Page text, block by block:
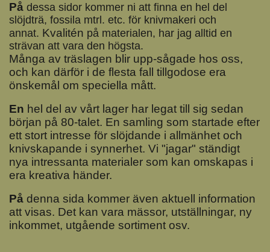
På dessa sidor kommer ni att finna en hel del
slöjdträ, fossila mtrl. etc. för knivmakeri och
annat. Kvalitén på materialen, har jag alltid en
strävan att vara den högsta.
Många av träslagen blir upp-sågade hos oss,
och kan därför i de flesta fall tillgodose era
önskemål om speciella mått.
En hel del av vårt lager har legat till sig sedan
början på 80-talet. En samling som startade efter
ett stort intresse för slöjdande i allmänhet och
knivskapande i synnerhet. Vi "jagar" ständigt
nya intressanta materialer som kan omskapas i
era kreativa händer.
På denna sida kommer även aktuell information
att visas. Det kan vara mässor, utställningar, ny
inkommet, utgående sortiment osv.